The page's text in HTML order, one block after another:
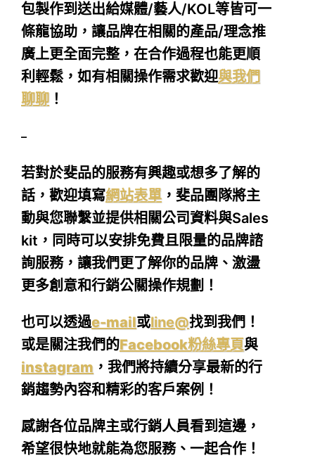
包製作到送出給媒體/藝人/KOL等皆可一
條龍協助，讓品牌在相關的產品/理念推
廣上更全面完整，在合作過程也能更順
利輕鬆，如有相關操作需求歡迎與我們
聊聊 ！
–
若對於斐品的服務有興趣或想多了解的
話，歡迎填寫網站表單 ，斐品團隊將主
動與您聯繫並提供相關公司資料與Sales
kit，同時可以安排免費且限量的品牌諮
詢服務，讓我們更了解你的品牌、激盪
更多創意和行銷公關操作規劃！
也可以透過e-mail或line@找到我們！
或是關注我們的Facebook粉絲專頁與
instagram ，我們將持續分享最新的行
銷趨勢內容和精彩的客戶案例！
感謝各位品牌主或行銷人員看到這邊，
希望很快地就能為您服務、一起合作！